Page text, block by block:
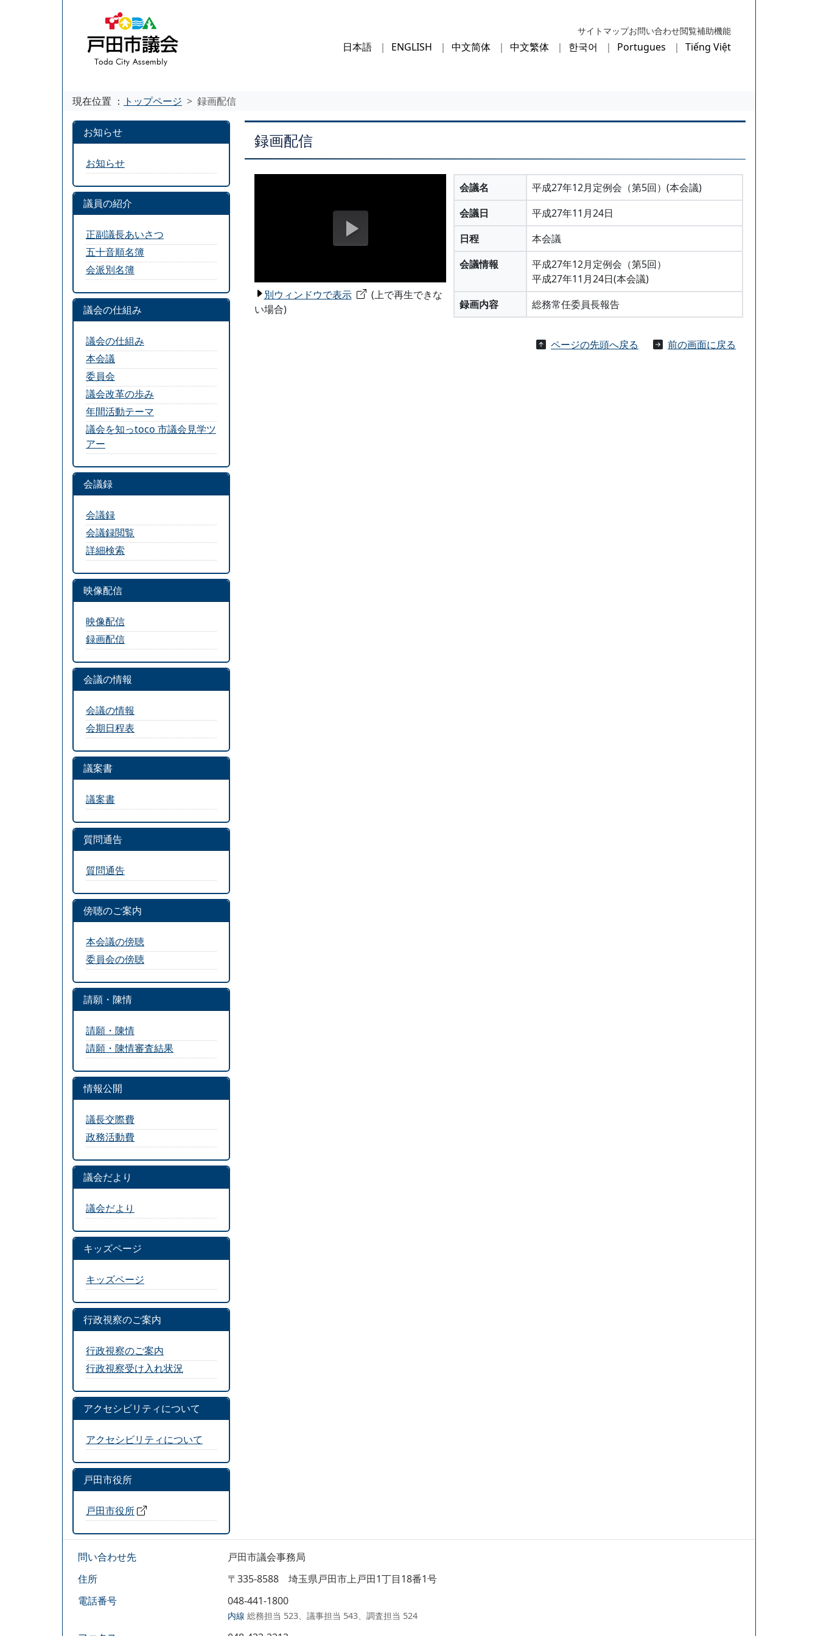
サイトマップお問い合わせ閲覧補助機能
日本語 ENGLISH 中文简体 中文繁体 한국어 Portugues Tiếng Việt
現在位置 ： トップページ 録画配信
録画配信
別ウィンドウで表示
(上で再生できな
い場合)
会議名
平成27年12月定例会（第5回）(本会議)
会議日
平成27年11月24日
日程
本会議
会議情報
平成27年12月定例会（第5回）
平成27年11月24日(本会議)
録画内容
総務常任委員長報告
ページの先頭へ戻る 前の画面に戻る
お知らせ
お知らせ
議員の紹介
正副議長あいさつ
五十音順名簿
会派別名簿
議会の仕組み
議会の仕組み
本会議
委員会
議会改革の歩み
年間活動テーマ
議会を知っtoco 市議会見学ツ
アー
会議録
会議録
会議録閲覧
詳細検索
映像配信
映像配信
録画配信
会議の情報
会議の情報
会期日程表
議案書
議案書
質問通告
質問通告
傍聴のご案内
本会議の傍聴
委員会の傍聴
請願・陳情
請願・陳情
請願・陳情審査結果
情報公開
議長交際費
政務活動費
議会だより
議会だより
キッズページ
キッズページ
行政視察のご案内
行政視察のご案内
行政視察受け入れ状況
アクセシビリティについて
アクセシビリティについて
戸田市役所
戸田市役所
問い合わせ先
戸田市議会事務局
住所
〒335-8588 埼玉県戸田市上戸田1丁目18番1号
電話番号
048-441-1800
内線 総務担当 523、議事担当 543、調査担当 524